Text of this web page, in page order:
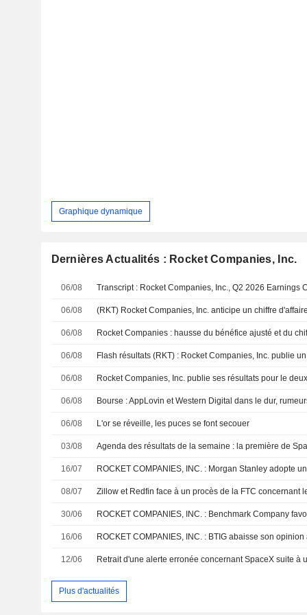
Graphique dynamique
Dernières Actualités : Rocket Companies, Inc.
06/08 Transcript : Rocket Companies, Inc., Q2 2026 Earnings
06/08
06/08
06/08
06/08
06/08 Bourse : AppLovin et Western Digital dans le dur,
06/08 L'or se réveille, les puces se font secouer
03/08
16/07 ROCKET COMPANIES, INC. : Morgan Stanley adopte
08/07
30/06 ROCKET COMPANIES, INC. : Benchmark Company
16/06 ROCKET COMPANIES, INC. : BTIG abaisse son opinion
12/06 Retrait d'une alerte erronée concernant SpaceX suite à
Plus d'actualités